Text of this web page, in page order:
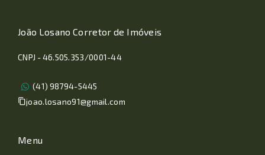
João Losano Corretor de Imóveis
CNPJ - 46.505.353/0001-44
(41) 98794-5445
joao.losano91@gmail.com
Menu